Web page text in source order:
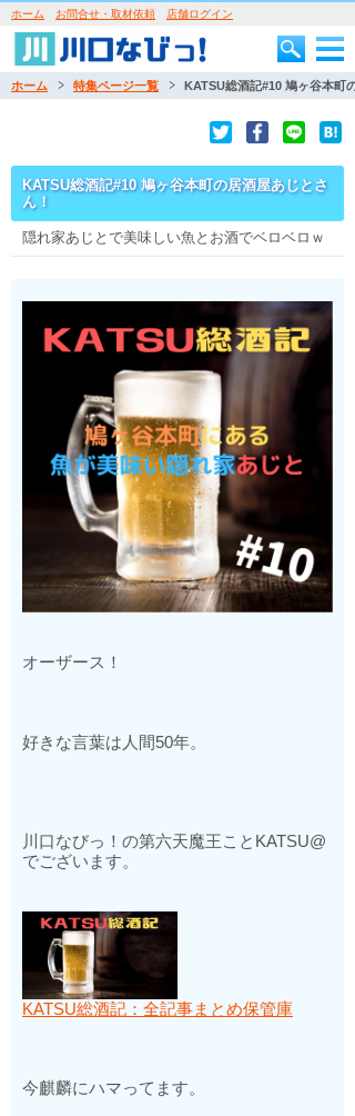
ホーム お問合せ・取材依頼 店舗ログイン
ホーム 特集ページ一覧 KATSU総酒記#10 鳩ヶ谷本町
KATSU総酒記#10 鳩ヶ谷本町の居酒屋あじとさ
ん！
隠れ家あじとで美味しい魚とお酒でベロベロｗ
オーザース！
好きな言葉は人間50年。
川口なびっ！の第六天魔王こと KATSU@
でございます。
KATSU総酒記：全記事まとめ保管庫
今麒麟にハマってます。